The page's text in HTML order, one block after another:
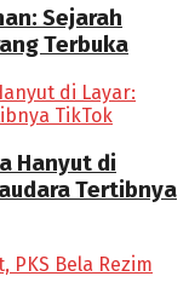
Sejarah
Terbuka
Hanyut di
Tertibnya